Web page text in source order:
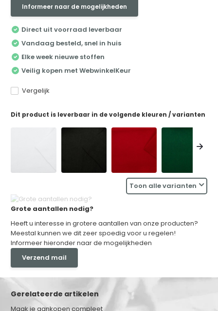
Informeer naar de mogelijkheden
Direct uit voorraad leverbaar
Vandaag besteld, snel in huis
Elke week nieuwe stoffen
Veilig kopen met WebwinkelKeur
Vergelijk
Dit product is leverbaar in de volgende kleuren / varianten
Toon alle varianten
Grote aantallen nodig?
Heeft u interesse in grotere aantallen van onze producten?
Meestal kunnen we dit zeer spoedig voor u regelen!
Informeer hieronder naar de mogelijkheden
Verzend mail
Gerelateerde artikelen
Maak je aankopen compleet